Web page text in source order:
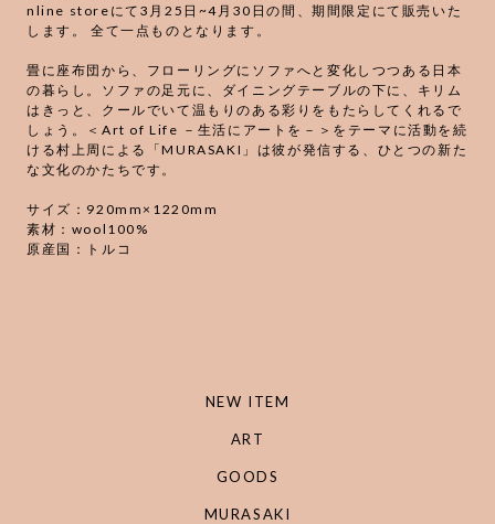
nline storeにて3月25日~4月30日の間、期間限定にて販売いた
します。 全て一点ものとなります。
畳に座布団から、フローリングにソファへと変化しつつある日本
の暮らし。ソファの足元に、ダイニングテーブルの下に、キリム
はきっと、クールでいて温もりのある彩りをもたらしてくれるで
しょう。＜Art of Life －生活にアートを－＞をテーマに活動を続
ける村上周による「MURASAKI」は彼が発信する、ひとつの新た
な文化のかたちです。
サイズ：920mm×1220mm
素材：wool100%
原産国：トルコ
NEW ITEM
ART
GOODS
MURASAKI